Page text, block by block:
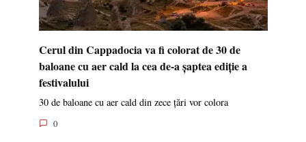
Cerul din Cappadocia va fi colorat de 30 de
baloane cu aer cald la cea de-a șaptea ediție a
festivalului
30 de baloane cu aer cald din zece țări vor colora
0